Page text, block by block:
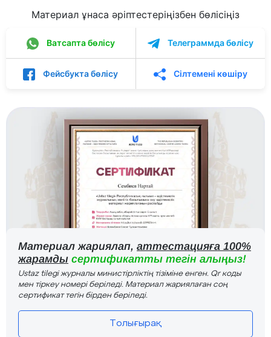
Материал ұнаса әріптестеріңізбен бөлісіңіз
Ватсапта бөлісу Телеграммда бөлісу
Фейсбукта бөлісу Сілтемені көшіру
Материал жариялап, аттестацияға 100%
жарамды сертификатты тегін алыңыз!
Ustaz tilegi журналы министірліктің тізіміне енген. Qr коды
мен тіркеу номері беріледі. Материал жариялаған соң
сертификат тегін бірден беріледі.
Толығырақ